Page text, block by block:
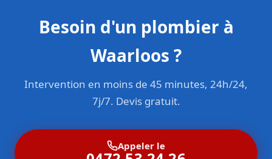
Besoin d'un plombier à
Waarloos ?
Intervention en moins de 45 minutes, 24h/24,
7j/7. Devis gratuit.
Appeler le